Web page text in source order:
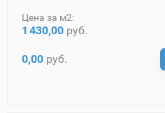
Цена за м2:
1 430,00 руб.
0,00 руб.